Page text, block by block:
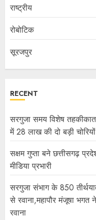
राष्ट्रीय
रोबोटिक
सूरजपुर
RECENT
सरगुजा समय विशेष
में 28 लाख की दो बड़ी
सक्षम गुप्ता बने छत्तीसगढ़
मीडिया प्रभारी
सरगुजा संभाग के 850
से रवाना,महापौर मंजूषा
रवाना